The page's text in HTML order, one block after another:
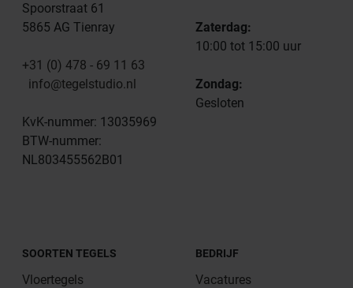
Spoorstraat 61
5865 AG Tienray
+31 (0) 478 - 69 11 63
info@tegelstudio.nl
KvK-nummer: 13035969
BTW-nummer:
NL803455562B01
Zaterdag:
10:00 tot 15:00 uur
Zondag:
Gesloten
SOORTEN TEGELS
Vloertegels
BEDRIJF
Vacatures